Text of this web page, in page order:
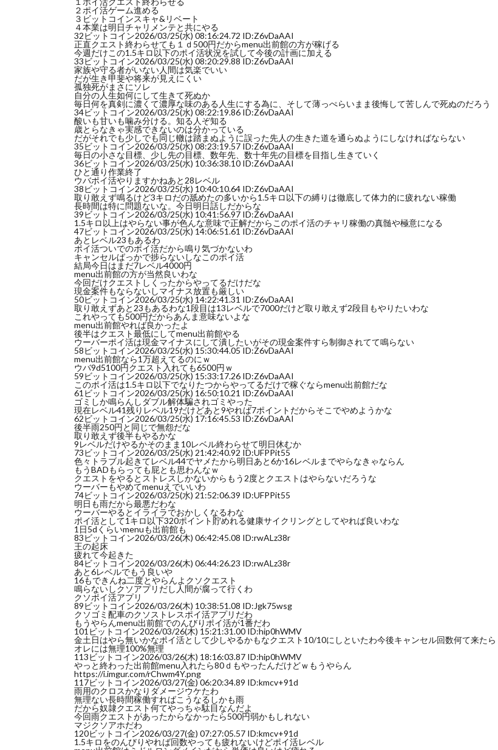
２ポイ活ゲーム進める
３ビットコインスキャ&リベート
４本業は明日チャリメンテと共にやる
32ビットコイン2026/03/25(水) 08:16:24.72 ID:Z6vDaAAI
正直クエスト終わらせても１ｄ500円だからmenu出前館の方が稼げる
今週だけこの1.5キロ以下のポイ活状況を試して今後の計画に加える
33ビットコイン2026/03/25(水) 08:20:29.88 ID:Z6vDaAAI
家族や守る者がいない人間は気楽でいい
だが生き甲斐や将来が見えにくい
孤独死がまさにソレ
自分の人生如何にして生きて死ぬか
毎日何を真剣に濃くて濃厚な味のある人生にする為に、そして薄っぺらいまま後悔して苦しんで死ぬのだろう
34ビットコイン2026/03/25(水) 08:22:19.86 ID:Z6vDaAAI
酸いも甘いも噛み分ける。知る人ぞ知る
歳とらなきゃ実感できないのは分かっている
だがそれでも少しでも同じ轍は踏まぬように誤った先人の生きた道を通らぬようにしなければならない
35ビットコイン2026/03/25(水) 08:23:19.57 ID:Z6vDaAAI
毎日の小さな目標、少し先の目標、数年先、数十年先の目標を目指し生きていく
36ビットコイン2026/03/25(水) 10:36:38.10 ID:Z6vDaAAI
ひと通り作業終了
ウバポイ活やりますかねあと28レベル
38ビットコイン2026/03/25(水) 10:40:10.64 ID:Z6vDaAAI
取り敢えず鳴るけど3キロだの舐めたの多いから1.5キロ以下の縛りは徹底して体力的に疲れない稼働
長時間は特に問題ないな。今日明日話しだからな
39ビットコイン2026/03/25(水) 10:41:56.97 ID:Z6vDaAAI
1.5キロ以上はやらない事が色んな意味で正解だからこのポイ活のチャリ稼働の真髄や極意になる
47ビットコイン2026/03/25(水) 14:06:51.61 ID:Z6vDaAAI
あとレベル23もあるわ
ポイ活ついでのポイ活だから鳴り気づかないわ
キャンセルばっかで捗らないしなこのポイ活
結局今日はまだ7レベル4000円
menu出前館の方が当然良いわな
今回だけクエストしくったからやってるだけだな
現金案件もならないしマイナス放置も厳しい
50ビットコイン2026/03/25(水) 14:22:41.31 ID:Z6vDaAAI
取り敢えずあと23もあるわな1段目は13レベルで7000だけど取り敢えず2段目もやりたいわな
これやっても500円だからあんま意味ないよな
menu出前館やれば良かったよ
後半はクエスト最低にしてmenu出前館やる
ウーバーポイ活は現金マイナスにして潰したいがその現金案件すら制御されてて鳴らない
58ビットコイン2026/03/25(水) 15:30:44.05 ID:Z6vDaAAI
menu出前館なら1万超えてるのにｗ
ウバ9d5100円クエスト入れても6500円ｗ
59ビットコイン2026/03/25(水) 15:33:17.26 ID:Z6vDaAAI
このポイ活は1.5キロ以下でなりたつからやってるだけで稼ぐならmenu出前館だな
61 ビットコイン2026/03/25(水) 16:50:10.21 ID:Z6vDaAAI
ゴミしか鳴らんしダブル解体騙されゴミやった
現在レベル41残りレベル19だけどあと9やれば7ポイントだからそこでやめようかな
62ビットコイン2026/03/25(水) 17:16:45.53 ID:Z6vDaAAI
後半雨250円と同じで無怨だな
取り敢えず後半もやるかな
9レベルだけやるかそのまま10レベル終わらせて明日休むか
73ビットコイン2026/03/25(水) 21:42:40.92 ID:UFPPit55
色々トラブル起きてレベル44でヤメたから明日あと6か16レベルまでやらなきゃならん
もうBADもらっても屁とも思わんなｗ
クエストをやるとストレスしかないからもう2度とクエストはやらないだろうな
ウーバーもやめてmenuえでいいわ
74ビットコイン2026/03/25(水) 21:52:06.39 ID:UFPPit55
明日も雨だから最悪だわな
ウーバーやるとイライラでおかしくなるわな
ポイ活として1キロ以下320ポイント貯めれる健康サイクリングとしてやれば良いわな
1日5dくらいmenuも出前館も
83ビットコイン2026/03/26(木) 06:42:45.08 ID:rwALz38r
王の起床
疲れて今起きた
84ビットコイン2026/03/26(木) 06:44:26.23 ID:rwALz38r
あと6レベルでもう良いや
16もできんね二度とやらんよクソクエスト
鳴らないしクソアプリだし人間が腐って行くわ
クソポイ活アプリ
89ビットコイン2026/03/26(木) 10:38:51.08 ID:Jgk75wsg
クソゴミ配車のクソストレスポイ活アプリだわ
もうやらんmenu出前館でのんびりポイ活が1番だわ
101 ビットコイン2026/03/26(木) 15:21:31.00 ID:hip0hWMV
金土日はやら無いかなポイ活として少しやるかもなクエスト10/10にしといたわ今後キャンセル回数何て来たら
オレには無理100%無理
113ビットコイン2026/03/26(木) 18:16:03.87 ID:hip0hWMV
やっと終わった出前館menu入れたら80ｄもやったんだけどｗもうやらん
https://i.imgur.com/rChwm4Y.png
117ビットコイン2026/03/27(金) 06:20:34.89 ID:kmcv+91d
雨用のクロスかなりダメージウケたわ
無理ない長時間稼働すればこうなるしかも雨
だから奴隷クエスト何てやっちゃ駄目なんだよ
今回雨クエストがあったからなかったら500円弱かもしれない
マジクソアホだわ
120ビットコイン2026/03/27(金) 07:27:05.57 ID:kmcv+91d
1.5キロをのんびりやれば回数やっても疲れないけどポイ活レベル